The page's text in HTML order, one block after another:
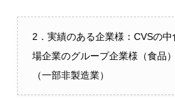
2．実績のある企業様：CVSの
場企業のグループ企業様（食品
（一部非製造業）